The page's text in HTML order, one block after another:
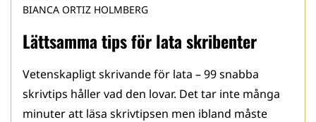
Lättsamma tips för lata skribenter
BIANCA ORTIZ HOLMBERG
Vetenskapligt skrivande för lata – 99 snabba
skrivtips håller vad den lovar. Det tar inte många
minuter att läsa skrivtipsen men ibland måste